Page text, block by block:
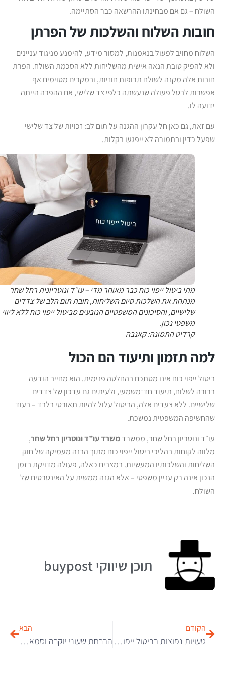
השולח – גם אם מבחינתו ההרשאה כבר הסתיימה.
חובות השלוח והשלכות של הפרתן
השלוח מחויב לפעול בנאמנות, למסור מידע, להימנע מניגוד עניינים
ולא להפיק טובת הנאה אישית מהשליחות ללא הסכמת השולח. הפרת
חובות אלה מקנה לשולח תרופות חוזיות, ובמקרים מסוימים אף
אפשרות לבטל פעולה שנעשתה כלפי צד שלישי, אם ההפרה הייתה
ידועה לו.
עם זאת, גם כאן חל עקרון ההגנה על תום לב: זכויות של צד שלישי
שפעל כדין ובתמורה לא ייפגעו בקלות.
מתי ביטול ייפוי כוח כבר מאוחר מדי – עו״ד ונוטריונית רחל שחר
מנתחת את השלכות סיום השליחות, חובת תום הלב של צדדים
שלישיים, והסיכונים המשפטיים הנובעים מביטול ייפוי כוח ללא ליווי
משפטי נכון.
קרדיט התמונה: קאנבה
למה תזמון ותיעוד הם הכול
ביטול ייפוי כוח אינו מסתכם בהחלטה פנימית. הוא מחייב הודעה
ברורה לשלוח, תיעוד חד־משמעי, ולעיתים גם עדכון של צדדים
שלישיים. ללא צעדים אלה, הביטול עלול להיות תאורטי בלבד – בעוד
שהחשיפה המשפטית נמשכת.
עו״ד ונוטריון רחל שחר, ממשרדמשרד עו”ד ונוטריון רחל שחר,
מלווה לקוחות בהליכי ביטול ייפוי כוח מתוך הבנה מעמיקה של חוק
השליחות והשלכותיו המעשיות. במצבים כאלה, פעולה מדויקת בזמן
הנכון אינה רק עניין משפטי – אלא הגנה ממשית על האינטרסים של
השולח.
תוכן שיווקי buypost
הקודם
טעויות נפוצות בביטול ייפוי כוח ואיך להימנע מהן מראש
הבא
הברחת שעוני יוקרה וסמארטפונים: כל מה שחייבים לדעת על עבירות מכס